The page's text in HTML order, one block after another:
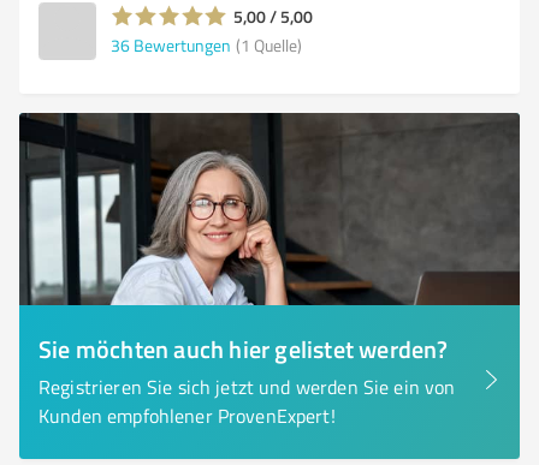
5,00 / 5,00
36 Bewertungen (1 Quelle)
Sie möchten auch hier gelistet werden?
Registrieren Sie sich jetzt und werden Sie ein von
Kunden empfohlener ProvenExpert!